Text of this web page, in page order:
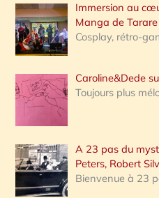
:
Immersion au
Manga de Tarare
Cosplay, rétro-
Caroline&Dede
Toujours plus
A 23 pas du
Peters, Robert
Bienvenue à 23